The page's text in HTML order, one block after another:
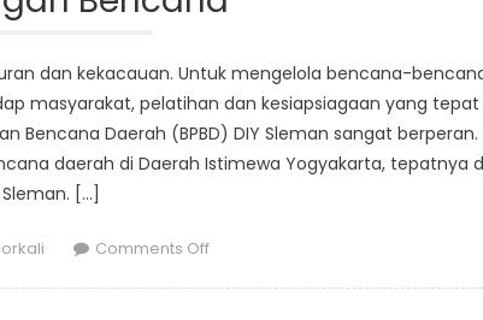
Disaster
Resilience
dan kekacauan. Untuk mengelola bencana-
masyarakat, pelatihan dan kesiapsiagaan yang tepat
Bencana Daerah (BPBD) DIY Sleman sangat berperan.
daerah di Daerah Istimewa Yogyakarta, tepatnya
[…]
Comments Offon